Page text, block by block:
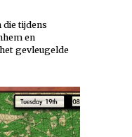
die tijdens
en
gevleugelde